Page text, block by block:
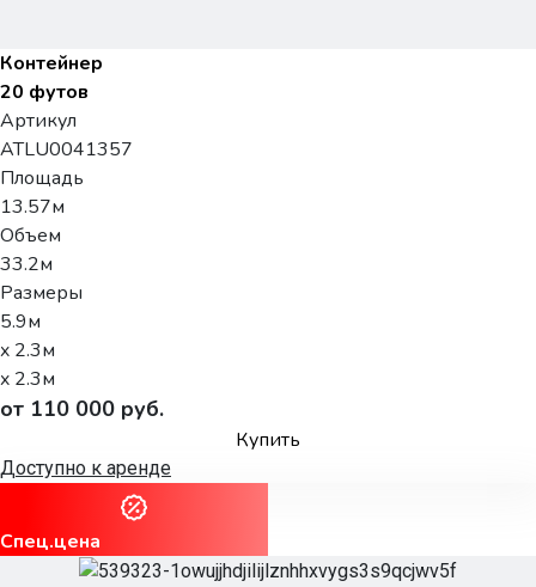
Контейнер
20 футов
Артикул
ATLU0041357
Площадь
13.57м
Объем
33.2м
Размеры
5.9м
x 2.3м
x 2.3м
от 110 000 руб.
Купить
Доступно к аренде
Спец.цена